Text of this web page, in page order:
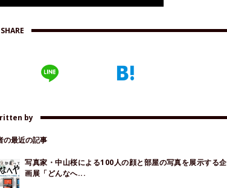
SHARE
by
の最近の記事
写真家・中山桜による100人の顔と部屋の写真を展示する企
画展「どんなへ...